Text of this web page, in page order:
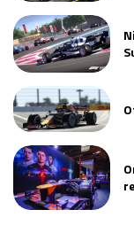
Kwalificatie
Race
Kwalificatie
Race
GP QATAR
GP ABU
Race